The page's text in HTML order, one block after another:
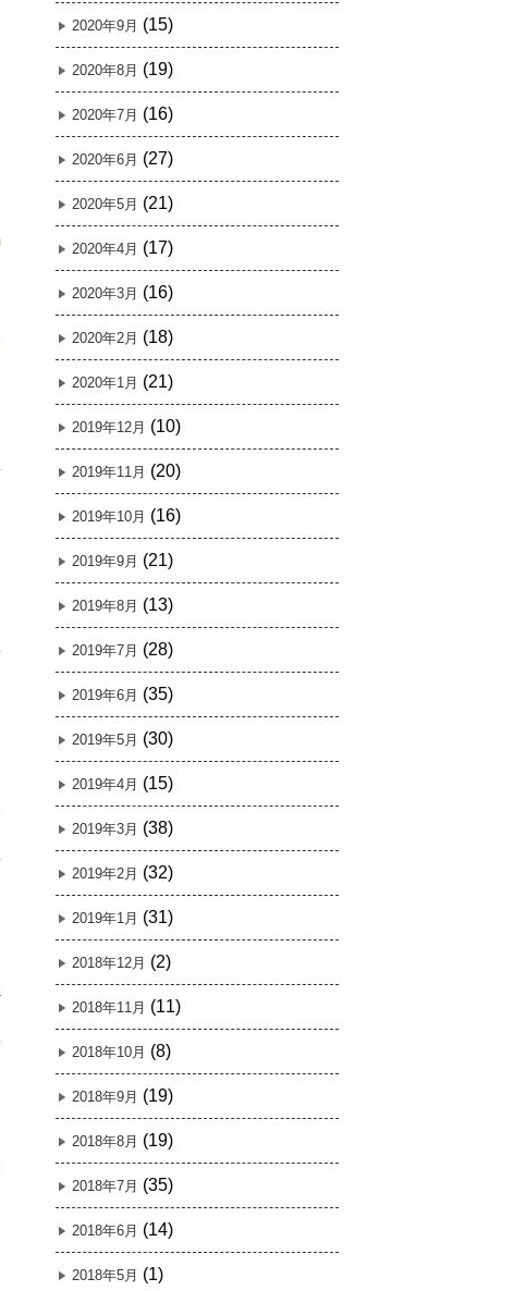
2020年9月 (15)
2020年8月 (19)
2020年7月 (16)
2020年6月 (27)
2020年5月 (21)
2020年4月 (17)
2020年3月 (16)
2020年2月 (18)
2020年1月 (21)
2019年12月 (10)
2019年11月 (20)
2019年10月 (16)
2019年9月 (21)
2019年8月 (13)
2019年7月 (28)
2019年6月 (35)
2019年5月 (30)
2019年4月 (15)
2019年3月 (38)
2019年2月 (32)
2019年1月 (31)
2018年12月 (2)
2018年11月 (11)
2018年10月 (8)
2018年9月 (19)
2018年8月 (19)
2018年7月 (35)
2018年6月 (14)
2018年5月 (1)